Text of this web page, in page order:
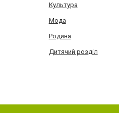
Культура
Мода
Родина
Дитячий розділ